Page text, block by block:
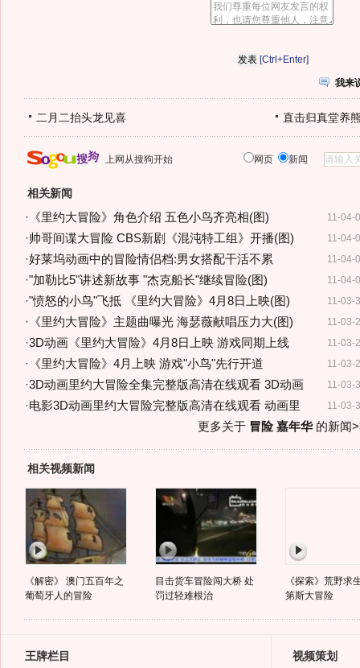
[Ctrl+Enter]
我来
二月二抬头龙见喜 直击归真堂养
上网从搜狗开始 网页 新闻
相关新闻
11-04-
· 《里约大冒险》角色介绍 五色小鸟齐亮相(图)
11-04-
·帅哥间谍大冒险 CBS新剧《混沌特工组》开播(图)
11-04-
·好莱坞动画中的冒险情侣档:男女搭配干活不累
11-04-
·"加勒比5"讲述新故事 "杰克船长"继续冒险(图)
11-03-
·"愤怒的小鸟"飞抵 《里约大冒险》4月8日上映(图)
11-03-
· 《里约大冒险》主题曲曝光 海瑟薇献唱压力大(图)
11-03-
·3D动画《里约大冒险》4月8日上映 游戏同期上线
11-03-
· 《里约大冒险》4月上映 游戏"小鸟"先行开道
11-03-
·3D动画里约大冒险全集完整版高清在线观看 3D动画
11-03-
·电影3D动画里约大冒险完整版高清在线观看 动画里
更多关于 冒险 嘉年华的新闻
相关视频新闻
《解密》 澳门五百年之
葡萄牙人的冒险
目击货车冒险闯大桥 处
罚过轻难根治
《探索》荒野求
第斯大冒险
王牌栏目 视频策划